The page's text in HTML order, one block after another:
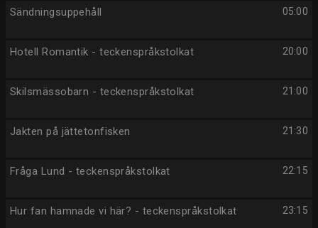
05:00
Sändningsuppehåll
20:00
Hotell Romantik - teckenspråkstolkat
21:00
Skilsmässobarn - teckenspråkstolkat
21:30
Jakten på jättetonfisken
22:15
Fråga Lund - teckenspråkstolkat
23:15
Hur fan hamnade vi här? - teckenspråkstolkat